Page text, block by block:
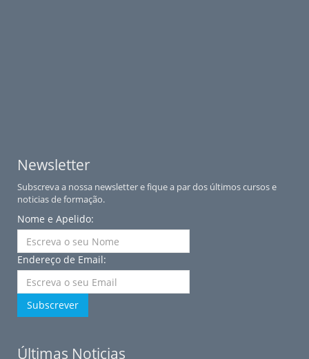
Newsletter
Subscreva a nossa newsletter e fique a par dos últimos cursos e
noticias de formação.
Nome e Apelido:
Endereço de Email:
Subscrever
Últimas Noticias